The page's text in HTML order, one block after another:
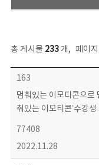
총 게시물 233개, 페이지
보도자료 목록 - 번호, 제목, 작성자, 파일, 조회수, 작성일 정보 제공
163
멈춰있는 이모티콘으로
춰있는 이모티콘’수강생
77408
2022.11.28